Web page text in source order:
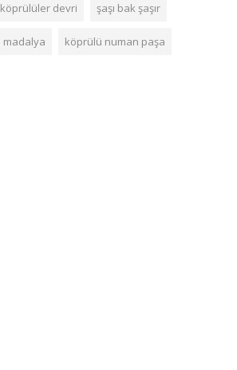
köprülüler devri şaşı bak şaşır
madalya köprülü numan paşa